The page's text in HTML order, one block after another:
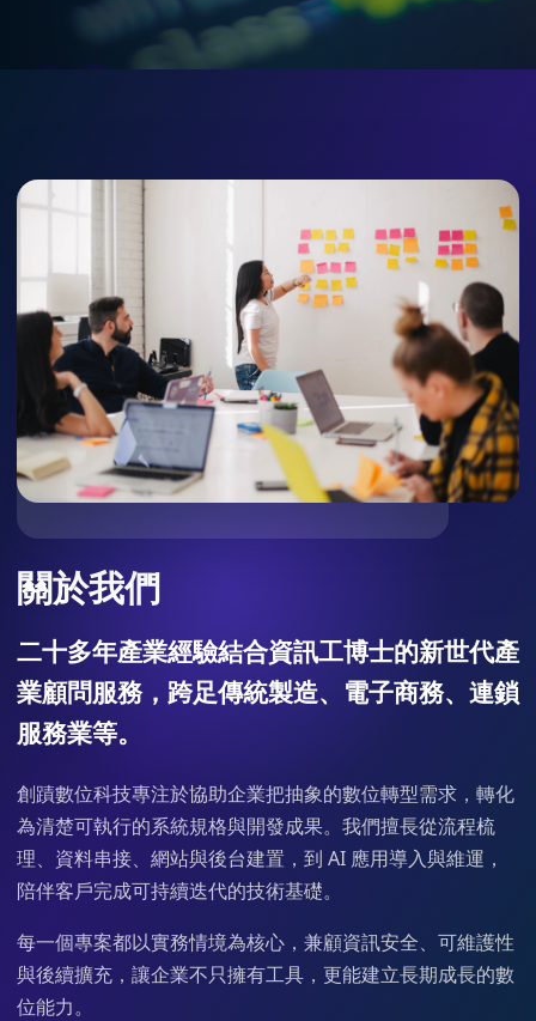
關於我們
二十多年產業經驗結合資訊工博士的新世代產
業顧問服務，跨足傳統製造、電子商務、連鎖
服務業等。
創蹟數位科技專注於協助企業把抽象的數位轉型需求，轉化
為清楚可執行的系統規格與開發成果。我們擅長從流程梳
理、資料串接、網站與後台建置，到 AI 應用導入與維運，
陪伴客戶完成可持續迭代的技術基礎。
每一個專案都以實務情境為核心，兼顧資訊安全、可維護性
與後續擴充，讓企業不只擁有工具，更能建立長期成長的數
位能力。